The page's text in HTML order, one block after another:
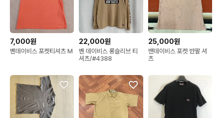
7,000원
벤데이비스 포켓티셔츠 M
22,000원
벤 데이비스 롱슬리브 티
셔츠/#4388
25,000원
밴데이비스 포켓 반팔 셔
츠